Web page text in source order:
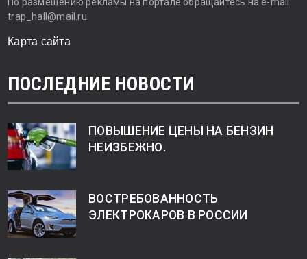
По размещению рекламы на портале обращайтесь на e-mail
trap_hall@mail.ru
Карта сайта
ПОСЛЕДНИЕ НОВОСТИ
ПОВЫШЕНИЕ ЦЕНЫ НА БЕНЗИН
НЕИЗБЕЖНО.
ВОСТРЕБОВАННОСТЬ
ЭЛЕКТРОКАРОВ В РОССИИ